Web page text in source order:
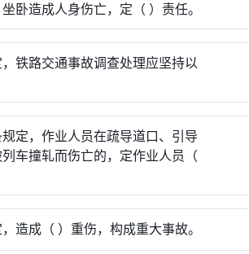
卧造成人身伤亡，定（ ）责任。
铁路交通事故调查处理应坚持以
定，作业人员在疏导道口、引导
车撞轧而伤亡的，定作业人员（
造成（ ）重伤，构成重大事故。